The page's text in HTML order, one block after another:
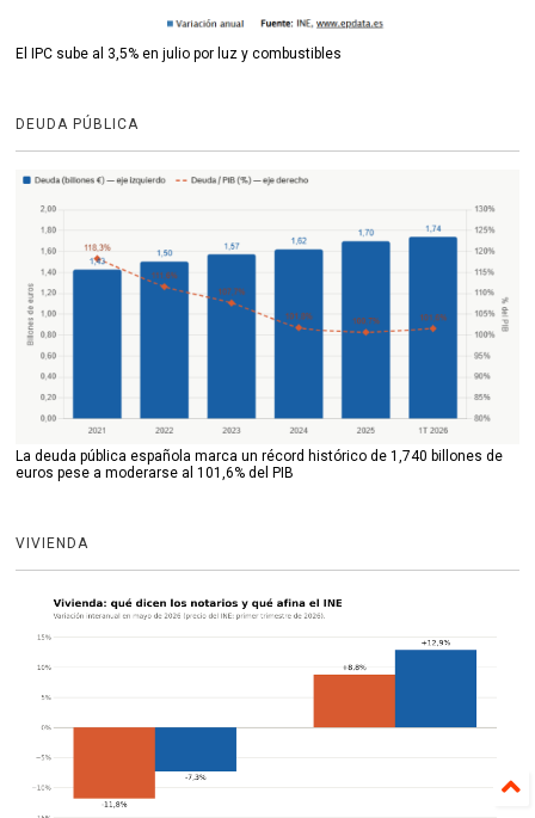
El IPC sube al 3,5% en julio por luz y combustibles
DEUDA PÚBLICA
La deuda pública española marca un récord histórico de 1,740 billones de
euros pese a moderarse al 101,6% del PIB
VIVIENDA